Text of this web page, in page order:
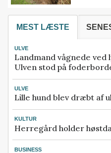
MEST LÆSTE
ULVE
Landmand vågnede
Ulven stod på
ULVE
Lille hund blev dræbt af
KULTUR
Herregård holder
BUSINESS